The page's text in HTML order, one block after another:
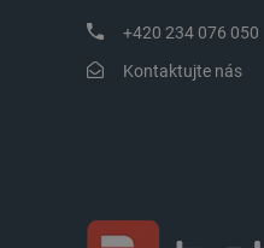
+420 234 076 050
Kontaktujte nás